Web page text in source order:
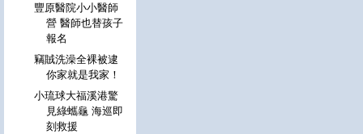
豐原醫院小小醫師
營 醫師也替孩子
報名
竊賊洗澡全裸被逮
你家就是我家！
小琉球大福溪港驚
見綠蠵龜 海巡即
刻救援